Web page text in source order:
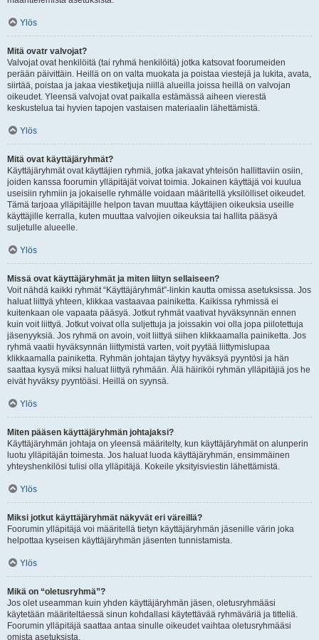
Ylös
Mitä ovatr valvojat?
Valvojat ovat henkilöitä (tai ryhmä henkilöitä) jotka katsovat foorumeiden
perään päivittäin. Heillä on on valta muokata ja poistaa viestejä ja lukita, avata,
siirtää, poistaa ja jakaa viestiketjuja niillä alueilla joissa heillä on valvojan
oikeudet. Yleensä valvojat ovat paikalla estämässä aiheen vierestä
keskustelua tai hyvien tapojen vastaisen materiaalin lähettämistä.
Ylös
Mitä ovat käyttäjäryhmät?
Käyttäjäryhmät ovat käyttäjien ryhmiä, jotka jakavat yhteisön hallittaviin osiin,
joiden kanssa foorumin ylläpitäjät voivat toimia. Jokainen käyttäjä voi kuulua
useisiin ryhmiin ja jokaiselle ryhmälle voidaan määritellä yksilölliset oikeudet.
Tämä tarjoaa ylläpitäjille helpon tavan muuttaa käyttäjien oikeuksia useille
käyttäjille kerralla, kuten muuttaa valvojien oikeuksia tai hallita pääsyä
suljetulle alueelle.
Ylös
Missä ovat käyttäjäryhmät ja miten liityn sellaiseen?
Voit nähdä kaikki ryhmät “Käyttäjäryhmät”-linkin kautta omissa asetuksissa. Jos
haluat liittyä yhteen, klikkaa vastaavaa painiketta. Kaikissa ryhmissä ei
kuitenkaan ole vapaata pääsyä. Jotkut ryhmät vaativat hyväksynnän ennen
kuin voit liittyä. Jotkut voivat olla suljettuja ja joissakin voi olla jopa piilotettuja
jäsenyyksiä. Jos ryhmä on avoin, voit liittyä siihen klikkaamalla painiketta. Jos
ryhmä vaatii hyväksynnän liittymistä varten, voit pyytää liittymislupaa
klikkaamalla painiketta. Ryhmän johtajan täytyy hyväksyä pyyntösi ja hän
saattaa kysyä miksi haluat liittyä ryhmään. Älä häiriköi ryhmän ylläpitäjiä jos he
eivät hyväksy pyyntöäsi. Heillä on syynsä.
Ylös
Miten pääsen käyttäjäryhmän johtajaksi?
Käyttäjäryhmän johtaja on yleensä määritelty, kun käyttäjäryhmät on alunperin
luotu ylläpitäjän toimesta. Jos haluat luoda käyttäjäryhmän, ensimmäinen
yhteyshenkilösi tulisi olla ylläpitäjä. Kokeile yksityisviestin lähettämistä.
Ylös
Miksi jotkut käyttäjäryhmät näkyvät eri väreillä?
Foorumin ylläpitäjä voi määritellä tietyn käyttäjäryhmän jäsenille värin joka
helpottaa kyseisen käyttäjäryhmän jäsenten tunnistamista.
Ylös
Mikä on “oletusryhmä”?
Jos olet useamman kuin yhden käyttäjäryhmän jäsen, oletusryhmääsi
käytetään määriteltäessä sinun kohdallasi käytettävää ryhmäväriä ja titteliä.
Foorumin ylläpitäjä saattaa antaa sinulle oikeudet vaihtaa oletusryhmääsi
omista asetuksista.